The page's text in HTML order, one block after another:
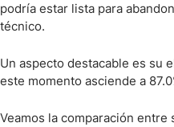
podría estar lista para
técnico.
Un aspecto destacable es su
este momento asciende a
Veamos la comparación